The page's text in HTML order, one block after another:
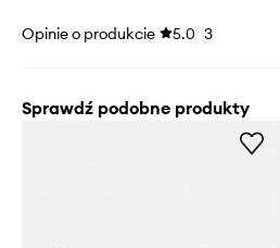
Opinie o produkcie 5.0 3
Sprawdź podobne produkty